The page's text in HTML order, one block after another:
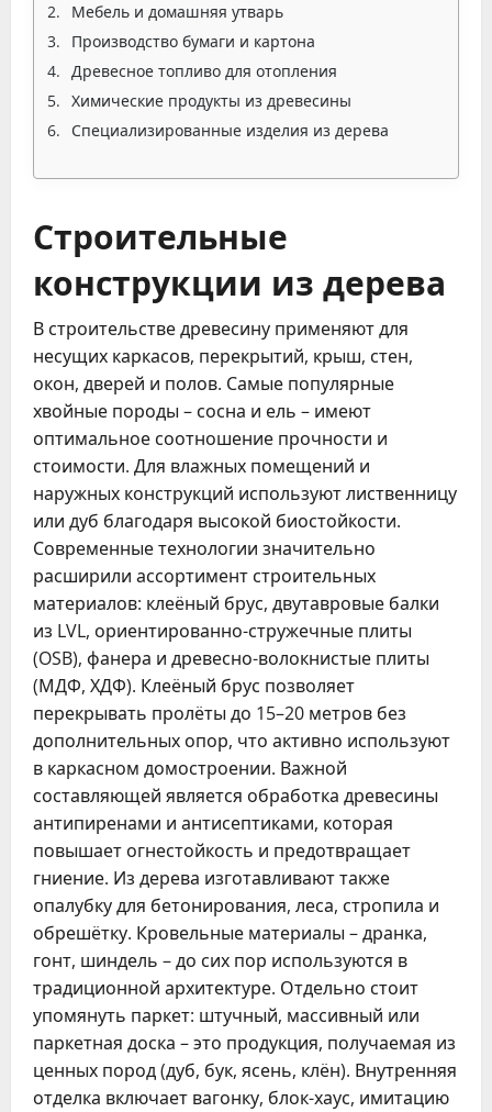
Мебель и домашняя утварь
Производство бумаги и картона
Древесное топливо для отопления
Химические продукты из древесины
Специализированные изделия из дерева
Строительные
конструкции из дерева
В строительстве древесину применяют для
несущих каркасов, перекрытий, крыш, стен,
окон, дверей и полов. Самые популярные
хвойные породы – сосна и ель – имеют
оптимальное соотношение прочности и
стоимости. Для влажных помещений и
наружных конструкций используют лиственницу
или дуб благодаря высокой биостойкости.
Современные технологии значительно
расширили ассортимент строительных
материалов: клеёный брус, двутавровые балки
из LVL, ориентированно-стружечные плиты
(OSB), фанера и древесно-волокнистые плиты
(МДФ, ХДФ). Клеёный брус позволяет
перекрывать пролёты до 15–20 метров без
дополнительных опор, что активно используют
в каркасном домостроении. Важной
составляющей является обработка древесины
антипиренами и антисептиками, которая
повышает огнестойкость и предотвращает
гниение. Из дерева изготавливают также
опалубку для бетонирования, леса, стропила и
обрешётку. Кровельные материалы – дранка,
гонт, шиндель – до сих пор используются в
традиционной архитектуре. Отдельно стоит
упомянуть паркет: штучный, массивный или
паркетная доска – это продукция, получаемая из
ценных пород (дуб, бук, ясень, клён). Внутренняя
отделка включает вагонку, блок-хаус, имитацию